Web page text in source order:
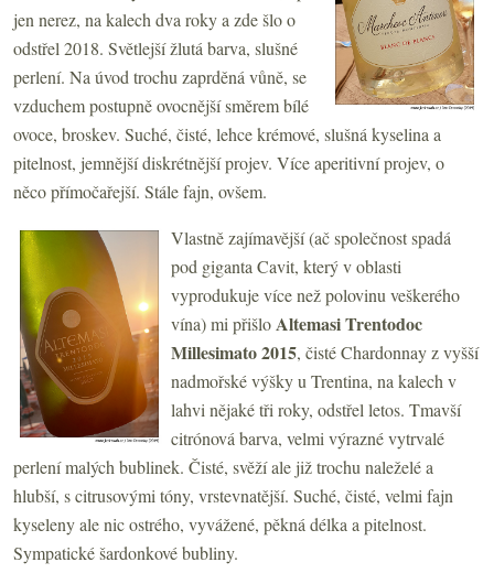
jen nerez, na kalech dva roky a zde šlo o
odstřel 2018. Světlejší žlutá barva, slušné
perlení. Na úvod trochu zaprděná vůně, se
vzduchem postupně ovocnější směrem bílé
ovoce, broskev. Suché, čisté, lehce krémové, slušná kyselina a
pitelnost, jemnější diskrétnější projev. Více aperitivní projev, o
něco přímočařejší. Stále fajn, ovšem.
Vlastně zajímavější (ač společnost spadá
pod giganta Cavit, který v oblasti
vyprodukuje více než polovinu veškerého
vína) mi přišloAltemasi Trentodoc
Millesimato 2015, čisté Chardonnay z vyšší
nadmořské výšky u Trentina, na kalech v
lahvi nějaké tři roky, odstřel letos. Tmavší
citrónová barva, velmi výrazné vytrvalé
perlení malých bublinek. Čisté, svěží ale již trochu naleželé a
hlubší, s citrusovými tóny, vrstevnatější. Suché, čisté, velmi fajn
kyseleny ale nic ostrého, vyvážené, pěkná délka a pitelnost.
Sympatické šardonkové bubliny.